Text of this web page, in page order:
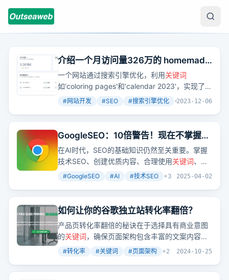
介绍一个月访问量326万的 homemade
网站，以及更多其它相似网站
一个网站通过搜索引擎优化，利用关键词
如'coloring pages'和'calendar 2023'，实现了月
访问量326万的惊人成绩。这不仅展示了搜索引
#网站开发 #SEO #搜索引擎优化 +2
2023-12-06
GoogleSEO：10倍警告！现在不掌握
SEO基础将错失90%流量红利
在AI时代，SEO的基础知识仍然至关重要。掌握
技术SEO、创建优质内容、合理使用关键词、建
立权威反向链接等，是提升网站流量和排名的关
#GoogleSEO #AI #技术SEO +3 2025-04-02
如何让你的谷歌独立站转化率翻倍？
产品页转化率翻倍的秘诀在于选择具有商业意图
的关键词，确保页面架构包含丰富的文案内容，
文案要有煽动性，原创性，以及丰富的页面模
#转化率 #关键词 #页面架构 +2 2024-10-25